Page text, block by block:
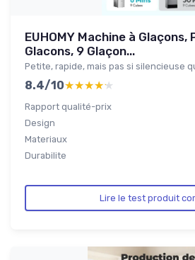
EUHOMY Machine à
Glacons, 9 Glaçon...
Petite, rapide, mais pas si silencieuse
8.4/10★★★★★
★★★★★
Rapport qualité-prix
Design
Materiaux
Durabilite
Lire le test produit